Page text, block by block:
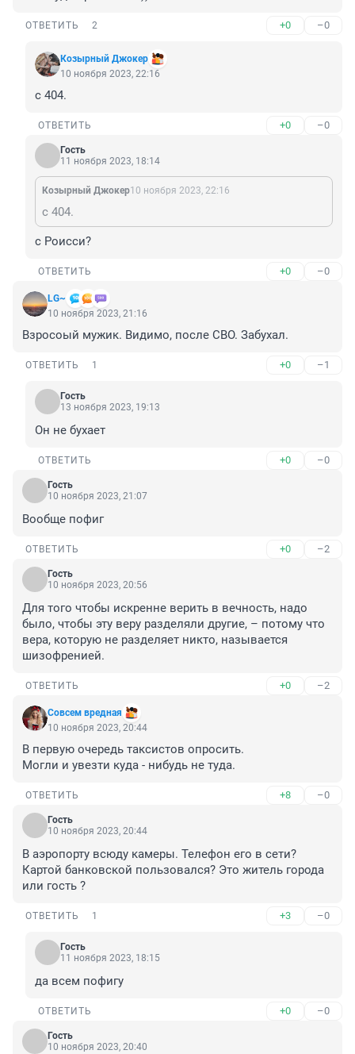
ОТВЕТИТЬ 2 +0 –0
Козырный Джокер
10 ноября 2023, 22:16
с 404.
ОТВЕТИТЬ +0 –0
Гость
11 ноября 2023, 18:14
Козырный Джокер10 ноября 2023, 22:16
с 404.
с Роисси?
ОТВЕТИТЬ +0 –0
LG~
10 ноября 2023, 21:16
Взросоый мужик. Видимо, после СВО. Забухал.
ОТВЕТИТЬ 1 +0 –1
Гость
13 ноября 2023, 19:13
Он не бухает
ОТВЕТИТЬ +0 –0
Гость
10 ноября 2023, 21:07
Вообще пофиг
ОТВЕТИТЬ +0 –2
Гость
10 ноября 2023, 20:56
Для того чтобы искренне верить в вечность, надо
было, чтобы эту веру разделяли другие, – потому что
вера, которую не разделяет никто, называется
шизофренией.
ОТВЕТИТЬ +0 –2
Совсем вредная
10 ноября 2023, 20:44
В первую очередь таксистов опросить.
Могли и увезти куда - нибудь не туда.
ОТВЕТИТЬ +8 –0
Гость
10 ноября 2023, 20:44
В аэропорту всюду камеры. Телефон его в сети?
Картой банковской пользовался? Это житель города
или гость ?
ОТВЕТИТЬ 1 +3 –0
Гость
11 ноября 2023, 18:15
да всем пофигу
ОТВЕТИТЬ +0 –0
Гость
10 ноября 2023, 20:40